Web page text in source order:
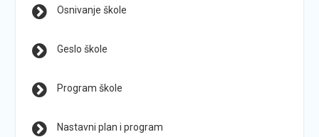
Osnivanje škole
Geslo škole
Program škole
Nastavni plan i program